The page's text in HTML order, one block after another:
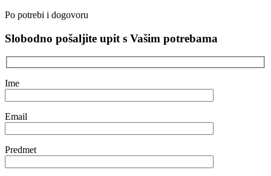
Po potrebi i dogovoru
Slobodno pošaljite upit s Vašim potrebama
Ime
Email
Predmet